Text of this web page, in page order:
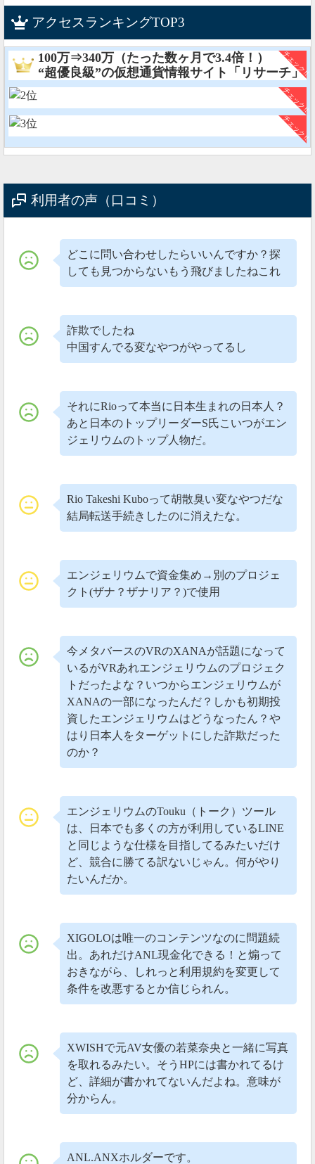
です。
以前のICOみたいに中途半端に終わらないで欲しいで
すね。
また最近では出金停止となる配当型ウォレットが多
く、入金には高いリスクが伴います。
アクセスランキングTOP3
100万⇒340万（たった数ヶ月で3.4倍！）
“超優良級”の仮想通貨情報サイト「リサーチ」
利用者の声（口コミ）
どこに問い合わせしたらいいんですか？探
しても見つからないもう飛びましたねこれ
詐欺でしたね
中国すんでる変なやつがやってるし
それにRioって本当に日本生まれの日本人？
あと日本のトップリーダーS氏こいつがエン
ジェリウムのトップ人物だ。
Rio Takeshi Kuboって胡散臭い変なやつだな
結局転送手続きしたのに消えたな。
エンジェリウムで資金集め→別のプロジェ
クト(ザナ？ザナリア？)で使用
今メタバースのVRのXANAが話題になって
いるがVRあれエンジェリウムのプロジェク
トだったよな？いつからエンジェリウムが
XANAの一部になったんだ？しかも初期投
資したエンジェリウムはどうなったん？や
はり日本人をターゲットにした詐欺だった
のか？
エンジェリウムのTouku（トーク）ツール
は、日本でも多くの方が利用しているLINE
と同じような仕様を目指してるみたいだけ
ど、競合に勝てる訳ないじゃん。何がやり
たいんだか。
XIGOLOは唯一のコンテンツなのに問題続
出。あれだけANL現金化できる！と煽って
おきながら、しれっと利用規約を変更して
条件を改悪するとか信じられん。
XWISHで元AV女優の若菜奈央と一緒に写真
を取れるみたい。そうHPには書かれてるけ
ど、詳細が書かれてないんだよね。意味が
分からん。
ANL.ANXホルダーです。